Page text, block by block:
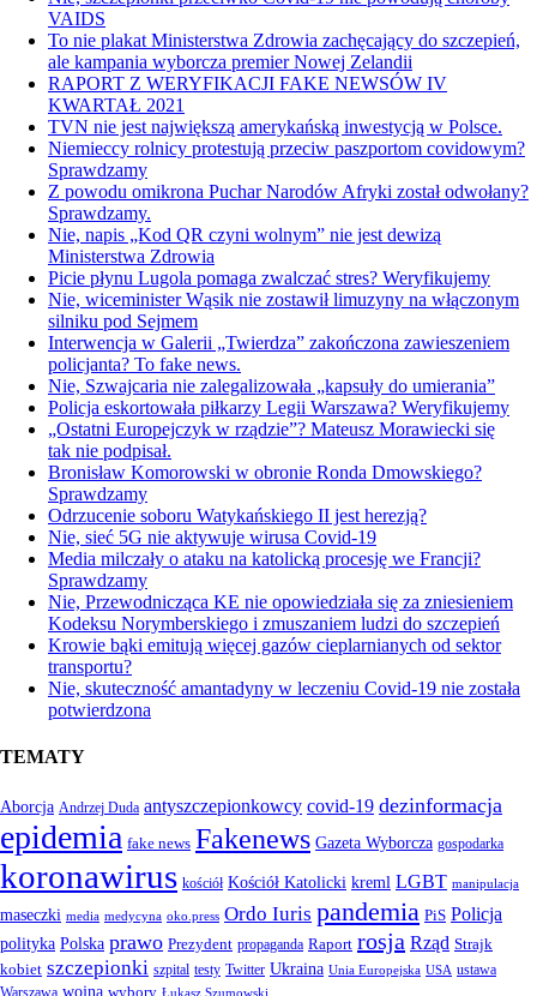
VAIDS
To nie plakat Ministerstwa Zdrowia zachęcający do szczepień,
ale kampania wyborcza premier Nowej Zelandii
RAPORT Z WERYFIKACJI FAKE NEWSÓW IV
KWARTAŁ 2021
TVN nie jest największą amerykańską inwestycją w Polsce.
Niemieccy rolnicy protestują przeciw paszportom covidowym?
Sprawdzamy
Z powodu omikrona Puchar Narodów Afryki został odwołany?
Sprawdzamy.
Nie, napis „Kod QR czyni wolnym” nie jest dewizą
Ministerstwa Zdrowia
Picie płynu Lugola pomaga zwalczać stres? Weryfikujemy
Nie, wiceminister Wąsik nie zostawił limuzyny na włączonym
silniku pod Sejmem
Interwencja w Galerii „Twierdza” zakończona zawieszeniem
policjanta? To fake news.
Nie, Szwajcaria nie zalegalizowała „kapsuły do umierania”
Policja eskortowała piłkarzy Legii Warszawa? Weryfikujemy
„Ostatni Europejczyk w rządzie”? Mateusz Morawiecki się
tak nie podpisał.
Bronisław Komorowski w obronie Ronda Dmowskiego?
Sprawdzamy
Odrzucenie soboru Watykańskiego II jest herezją?
Nie, sieć 5G nie aktywuje wirusa Covid-19
Media milczały o ataku na katolicką procesję we Francji?
Sprawdzamy
Nie, Przewodnicząca KE nie opowiedziała się za zniesieniem
Kodeksu Norymberskiego i zmuszaniem ludzi do szczepień
Krowie bąki emitują więcej gazów cieplarnianych od sektor
transportu?
Nie, skuteczność amantadyny w leczeniu Covid-19 nie została
potwierdzona
TEMATY
Aborcja Andrzej Duda antyszczepionkowcy covid-19 dezinformacja
epidemia fake news Fakenews Gazeta Wyborcza gospodarka
koronawirus kościół Kościół Katolicki kreml LGBT manipulacja
maseczki media medycyna oko.press Ordo Iuris pandemia PiS Policja
polityka Polska prawo Prezydent propaganda Raport rosja Rząd Strajk
kobiet szczepionki szpital testy Twitter Ukraina Unia Europejska USA ustawa
Warszawa wojna wybory Łukasz Szumowski